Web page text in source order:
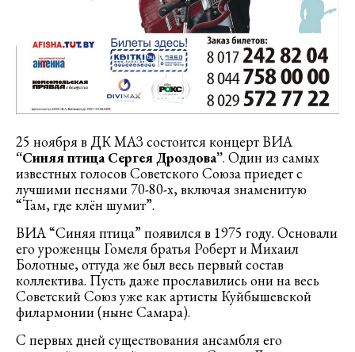
25 ноября в ДК МАЗ состоится концерт ВИА
“Синяя птица Сергея Дроздова”. Один из самых
известных голосов Советского Союза приедет с
лучшими песнями 70-80-х, включая знаменитую
“Там, где клён шумит”.
ВИА “Синяя птица” появился в 1975 году. Основали
его уроженцы Гомеля братья Роберт и Михаил
Болотные, оттуда же был весь первый состав
коллектива. Пусть даже прославились они на весь
Советский Союз уже как артисты Куйбышевской
филармонии (ныне Самара).
С первых дней существования ансамбля его